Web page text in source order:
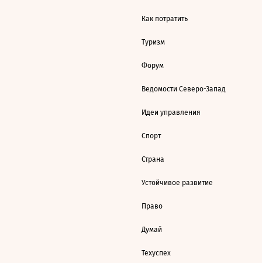
Как потратить
Туризм
Форум
Ведомости Северо-Запад
Идеи управления
Спорт
Страна
Устойчивое развитие
Право
Думай
Техуспех